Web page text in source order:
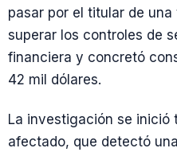
pasar por el titular de
superar los controles de
financiera y concretó
42 mil dólares.
La investigación se inició
afectado, que detectó